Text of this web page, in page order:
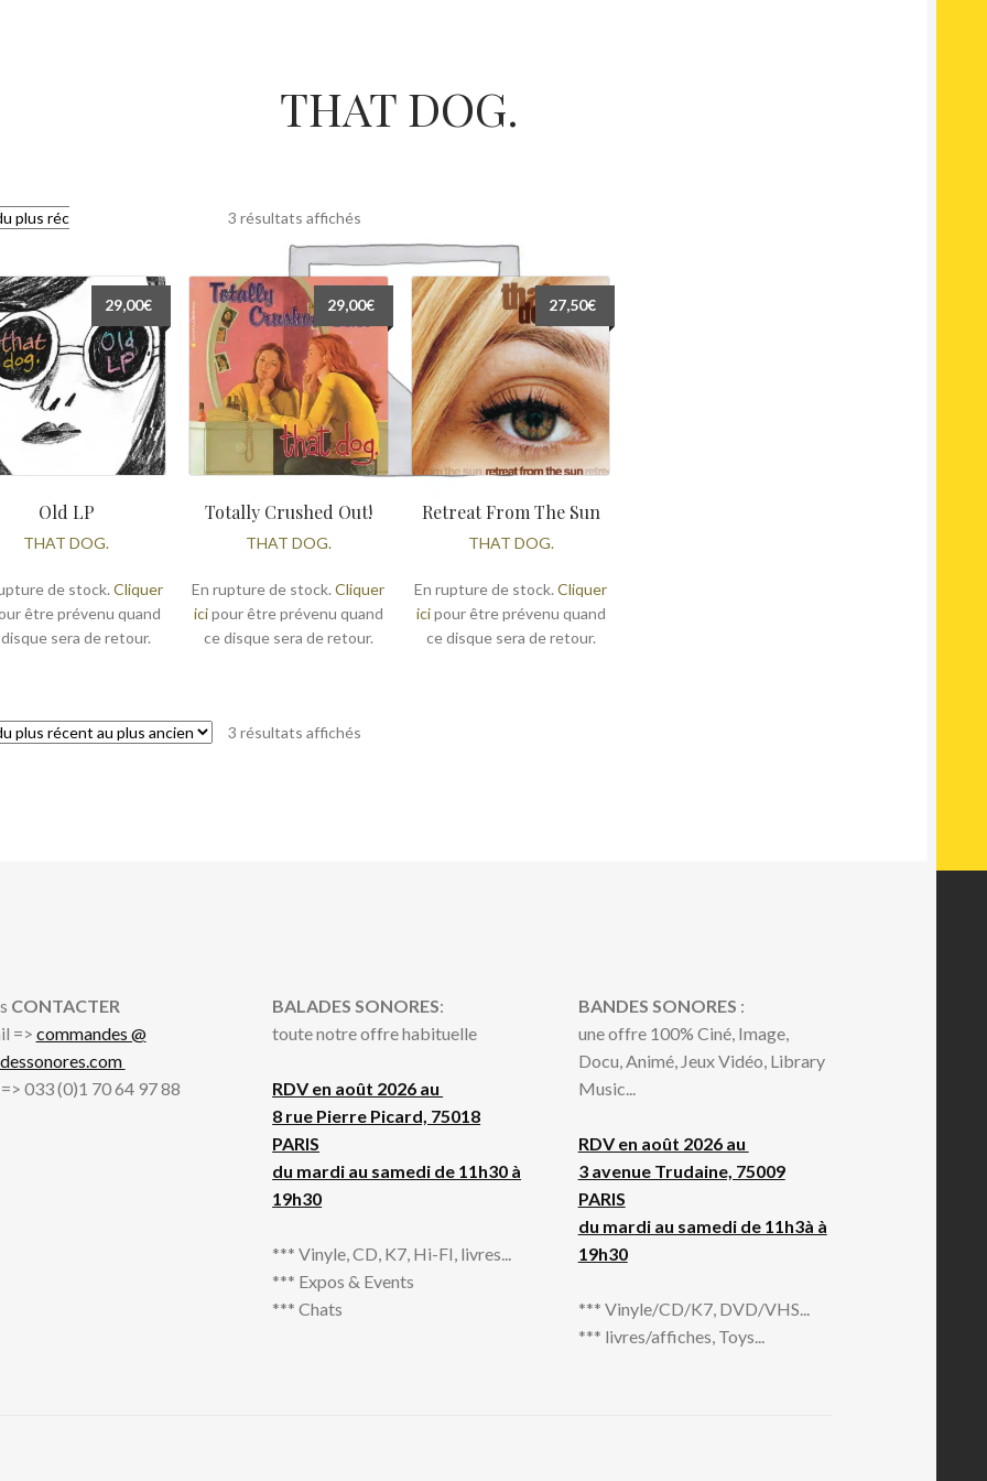
THAT DOG.
3 résultats affichésTrié
du
plus
récent
au
plus
ancien
Old LP
THAT DOG.
29,00€
de stock. Cliquer
être prévenu quand
sera de retour.
Totally Crushed Out!
THAT DOG.
29,00€
En rupture de stock.Cliquer
icipour être prévenu quand
ce disque sera de retour.
Retreat From The Sun
THAT DOG.
27,50€
En rupture de stock.Cliquer
icipour être prévenu quand
ce disque sera de retour.
3 résultats affichésTrié
CONTACTER
=> commandes @
033 (0)1 70 64 97 88
BALADES SONORES:
toute notre offre habituelle
RDV en août 2026 au
8 rue Pierre Picard, 75018
PARIS
du mardi au samedi de 11h30 à
19h30
*** Vinyle, CD, K7, Hi-FI, livres...
*** Expos & Events
*** Chats
BANDES SONORES :
une offre 100% Ciné, Image,
Docu, Animé, Jeux Vidéo, Library
Music...
RDV en août 2026 au
3 avenue Trudaine, 75009
PARIS
du mardi au samedi de 11h3à à
19h30
*** Vinyle/CD/K7, DVD/VHS...
*** livres/affiches, Toys...